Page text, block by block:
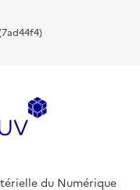
du Numérique